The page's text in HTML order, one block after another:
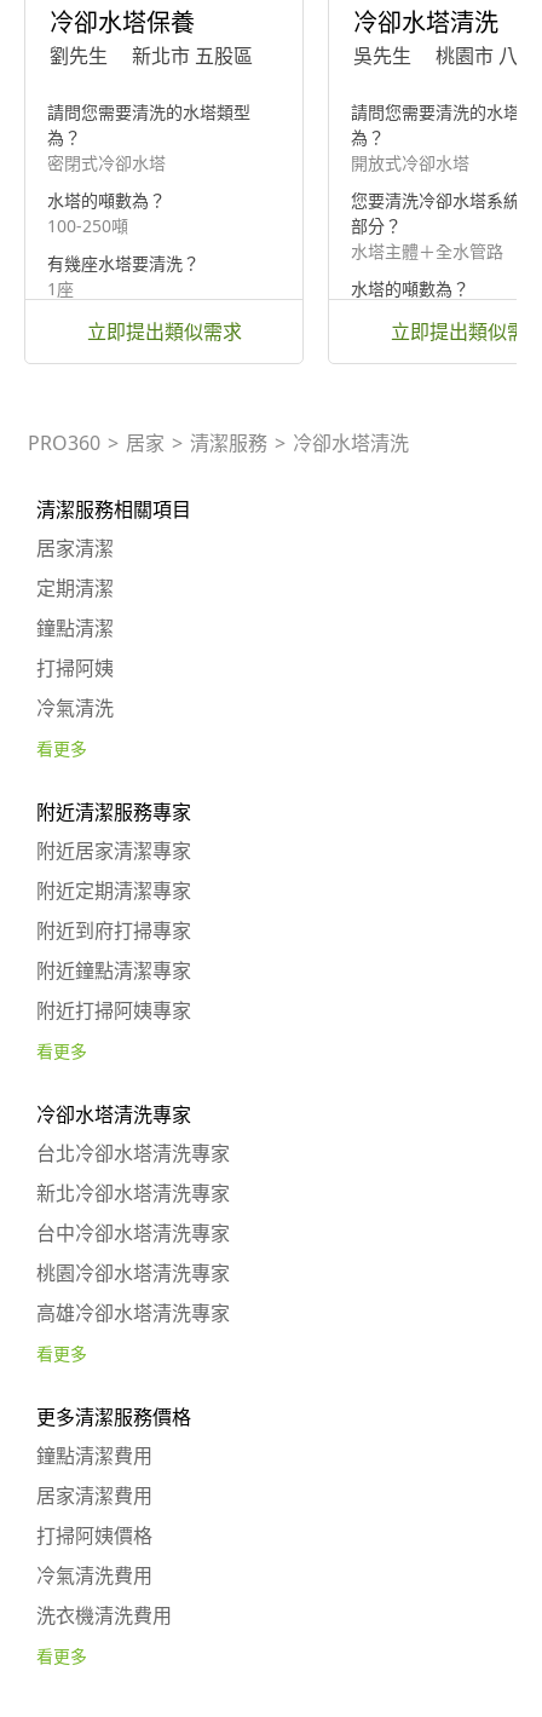
冷卻水塔保養
劉先生 新北市 五股區
請問您需要清洗的水塔類型
為？
密閉式冷卻水塔
水塔的噸數為？
100-250噸
有幾座水塔要清洗？
1座
立即提出類似需求
冷卻水塔清洗
吳先生 桃園市 八德
請問您需要清洗的水塔類
為？
開放式冷卻水塔
您要清洗冷卻水塔系統的
部分？
水塔主體＋全水管路
水塔的噸數為？
立即提出類似需
PRO360 > 居家 > 清潔服務 > 冷卻水塔清洗
清潔服務相關項目
居家清潔
定期清潔
鐘點清潔
打掃阿姨
冷氣清洗
看更多
附近清潔服務專家
附近居家清潔專家
附近定期清潔專家
附近到府打掃專家
附近鐘點清潔專家
附近打掃阿姨專家
看更多
冷卻水塔清洗專家
台北冷卻水塔清洗專家
新北冷卻水塔清洗專家
台中冷卻水塔清洗專家
桃園冷卻水塔清洗專家
高雄冷卻水塔清洗專家
看更多
更多清潔服務價格
鐘點清潔費用
居家清潔費用
打掃阿姨價格
冷氣清洗費用
洗衣機清洗費用
看更多